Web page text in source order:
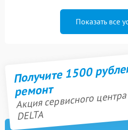
Показать все
Получите 1500
ремонт
Акция сервисного центра
DELTA